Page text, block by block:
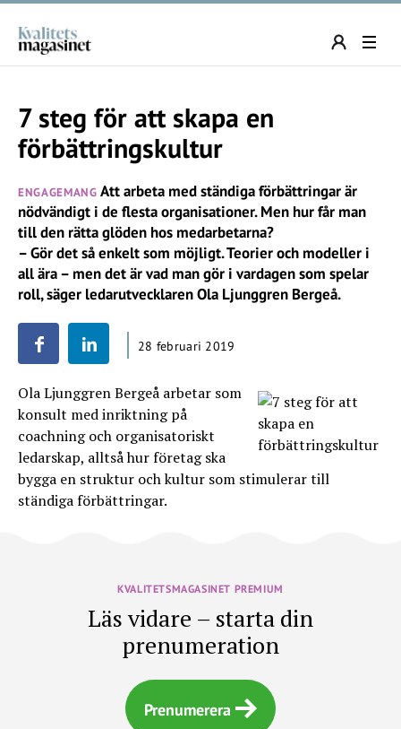
7 steg för att skapa en
förbättringskultur
ENGAGEMANG Att arbeta med ständiga förbättringar är
nödvändigt i de flesta organisationer. Men hur får man
till den rätta glöden hos medarbetarna?
– Gör det så enkelt som möjligt. Teorier och modeller i
all ära – men det är vad man gör i vardagen som spelar
roll, säger ledarutvecklaren Ola Ljunggren Bergeå.
28 februari 2019
Ola Ljunggren Bergeå arbetar som
konsult med inriktning på
coachning och organisatoriskt
ledarskap, alltså hur företag ska
bygga en struktur och kultur som stimulerar till
ständiga förbättringar.
KVALITETSMAGASINET PREMIUM
Läs vidare – starta din
prenumeration
Prenumerera